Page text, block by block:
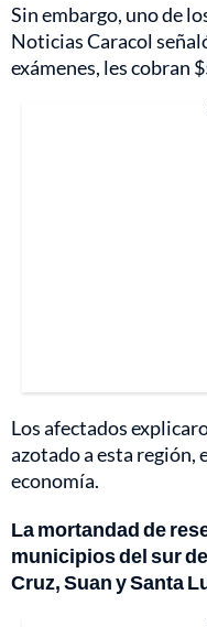
Sin embargo, uno de
Noticias Caracol
exámenes, les cobran
Los afectados
azotado a esta región,
economía.
La mortandad de
municipios del sur
Cruz, Suan y Santa